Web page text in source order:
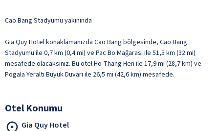
Cao Bang Stadyumu yakınında
Gia Quy Hotel konaklamanızda Cao Bang bölgesinde, Cao Bang
Stadyumu ile 0,7 km (0,4 mi) ve Pac Bo Mağarası ile 51,5 km (32 mi)
mesafede olacaksınız. Bu otel Ho Thang Hen ile 17,9 mi (28,7 km) ve
Pogala Yeraltı Büyük Duvarı ile 26,5 mi (42,6 km) mesafede.
Otel Konumu
Gia Quy Hotel